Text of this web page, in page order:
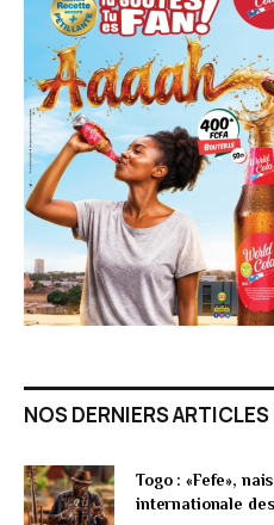
NOS DERNIERS ARTICLES
Togo : «Fefe»,
internationale